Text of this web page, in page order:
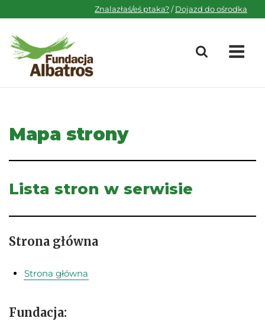
to
content
Znalazłaś/eś ptaka?/Dojazd do ośrodka
Mapa strony
Lista stron w serwisie
Strona główna
Strona główna
Fundacja: